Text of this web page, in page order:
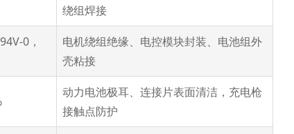
绕组焊接
0，
电机绕组绝缘、电控模块封装、电池组外
壳粘接
动力电池极耳、连接片表面清洁，充电枪
接触点防护